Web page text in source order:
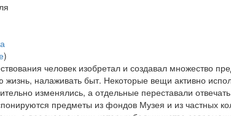
)
человек изобретал и создавал множество
налаживать быт. Некоторые вещи активно
изменялись, а отдельные переставали
предметы из фондов Музея и из частных